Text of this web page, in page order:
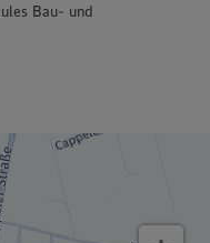
Bau- und